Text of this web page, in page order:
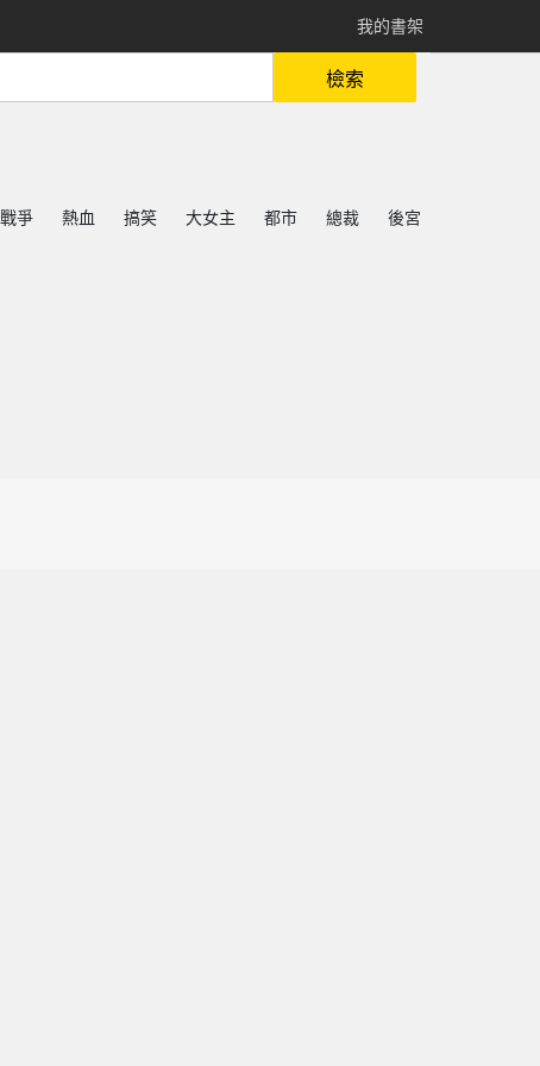
我的書架
檢索
戰爭 熱血 搞笑 大女主 都市 總裁
後宮